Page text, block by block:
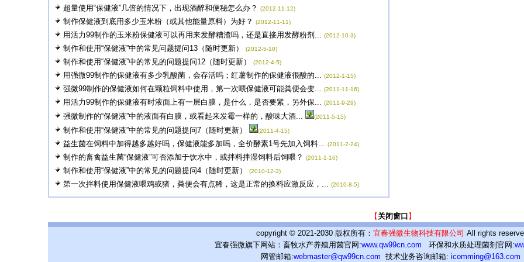
超量使用“保健液”几倍的情况下，出现酒醉和便秘怎么办？ (2012-11-12)
制作保健液到底用多少玉米粉（或其他能量原料）为好？ (2012-11-11)
用活力99制作的玉米粉保健液可以再用来发酵糟渣吗，还是直接用发酵粉剂... (2012-10-3)
制作和使用“保健液”中的常见问题提问13（随时更新） (2012-5-10)
制作和使用“保健液”中的常见的问题提问12（随时更新） (2012-4-5)
用强微99制作的保健液有多少乳酸菌，会存活吗；红薯制作的保健液很酸的... (2012-1-15)
强微99制作的保健液如何在颗粒饲料中使用，第一次喂保健液可能粪便会变... (2011-11-16)
用活力99制作的保健液有时液面上有一层白膜，是什么，是否要紧，另外保... (2011-9-29)
强微制作的“保健液”中的液面有白膜，或看起来发霉一样的，酸味大酒... (2011-5-15)
制作和使用“保健液”中的常见的问题提问7（随时更新） (2011-4-15)
益生菌在饲料中加得越多越好吗，保健液能多加吗，全价酵素1号先加入饲料... (2011-2-24)
制作的畜禽益生菌“保健液”可否添加于饮水中，或拌料拌湿饲料后饲喂？ (2011-1-16)
制作和使用“保健液”中的常见的问题提问4（随时更新） (2010-12-3)
第一次拌料使用保健液喂鸡或猪，粪便会有点稀，这是正常的换料应激反应，... (2010-8-5)
【 关闭窗口 】
copyright © 2021-2030 版权所有： 宜春强微生物科技有限公司 All rights
宜春强微旗下网站：畜牧水产养殖用菌官网:www.qw99cn.com 环保和水质处理菌剂官网:
网管邮箱:webmaster@qw99cn.com 技术业务咨询邮箱: icomming@163.com